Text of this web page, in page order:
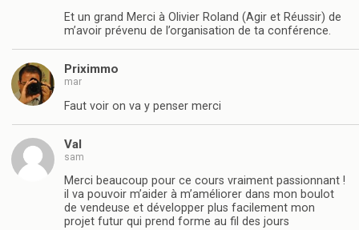
Et un grand Merci à Olivier Roland (Agir et Réussir) de
m’avoir prévenu de l’organisation de ta conférence.
Priximmo
mar
Faut voir on va y penser merci
Val
sam
Merci beaucoup pour ce cours vraiment passionnant !
il va pouvoir m’aider à m’améliorer dans mon boulot
de vendeuse et développer plus facilement mon
projet futur qui prend forme au fil des jours